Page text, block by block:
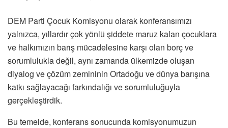
DEM Parti Çocuk Komisyonu olarak konferansımızı
yalnızca, yıllardır çok yönlü şiddete maruz kalan çocuklara
ve halkımızın barış mücadelesine karşı olan borç ve
sorumlulukla değil, aynı zamanda ülkemizde oluşan
diyalog ve çözüm zemininin Ortadoğu ve dünya barışına
katkı sağlayacağı farkındalığı ve sorumluluğuyla
gerçekleştirdik.
Bu temelde, konferans sonucunda komisyonumuzun